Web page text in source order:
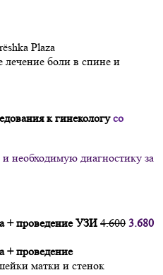
Plaza
лечение боли в спине и
к гинекологусо
необходимую диагностику за
+ проведение УЗИ 4.600 3.680
+ проведение
матки и стенок